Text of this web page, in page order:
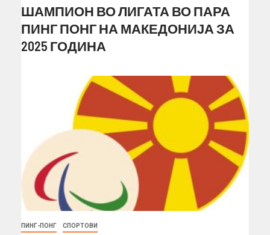
ШАМПИОН ВО ЛИГАТА ВО ПАРА
ПИНГ ПОНГ НА МАКЕДОНИЈА ЗА
2025 ГОДИНА
ПИНГ-ПОНГ СПОРТОВИ